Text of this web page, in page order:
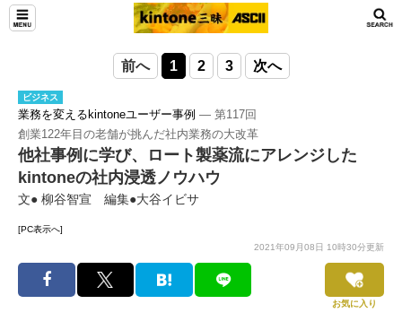
前へ 1 2 3 次へ
ビジネス
業務を変えるkintoneユーザー事例 ― 第117回
創業122年目の老舗が挑んだ社内業務の大改革
他社事例に学び、ロート製薬流にアレンジした
kintoneの社内浸透ノウハウ
文● 柳谷智宣 編集●大谷イビサ
[PC表示へ]
2021年09月08日 10時30分更新
お気に入り